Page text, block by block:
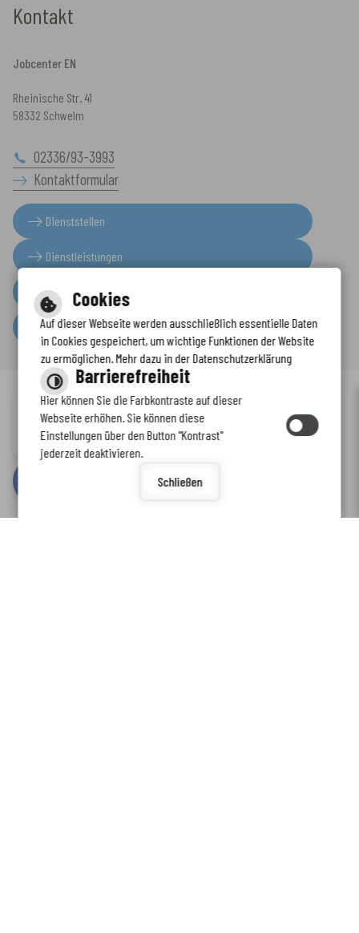
Kontakt
Jobcenter EN
Rheinische Str. 41
58332 Schwelm
02336/93-3993
Kontaktformular
Dienststellen
Dienstleistungen
Presseinformationen
Serviceportal
Inhalt-Impressum-Datenschutzerklärung Kontaktformular -
Barrierefreiheit
bycm citymedia GmbH
Immer auf dem neuesten Stand
www.enkreis.de möchte Ihnen Benachrichtigungen senden
Cookies
Auf dieser Webseite werden ausschließlich essentielle Daten
in Cookies gespeichert, um wichtige Funktionen der Website
zu ermöglichen. Mehr dazu in der Datenschutzerklärung
Barrierefreiheit
Hier können Sie die Farbkontraste auf dieser
Webseite erhöhen. Sie können diese
Einstellungen über den Button "Kontrast"
jederzeit deaktivieren.
Schließen